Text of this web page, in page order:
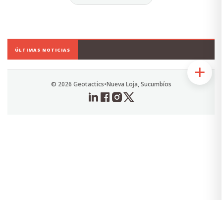
ÚLTIMAS NOTICIAS
© 2026 Geotactics•Nueva Loja, Sucumbíos
CEO
Economista, Ingeniero Comercial.
Alias: Chuky
Email